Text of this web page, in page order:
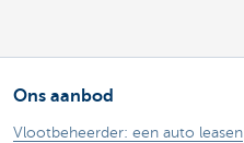
Ons aanbod
Vlootbeheerder: een auto leasen